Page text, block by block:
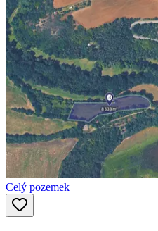
Celý pozemek